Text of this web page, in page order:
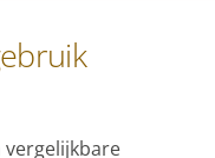
op de hoogte van de
vergelijkbare